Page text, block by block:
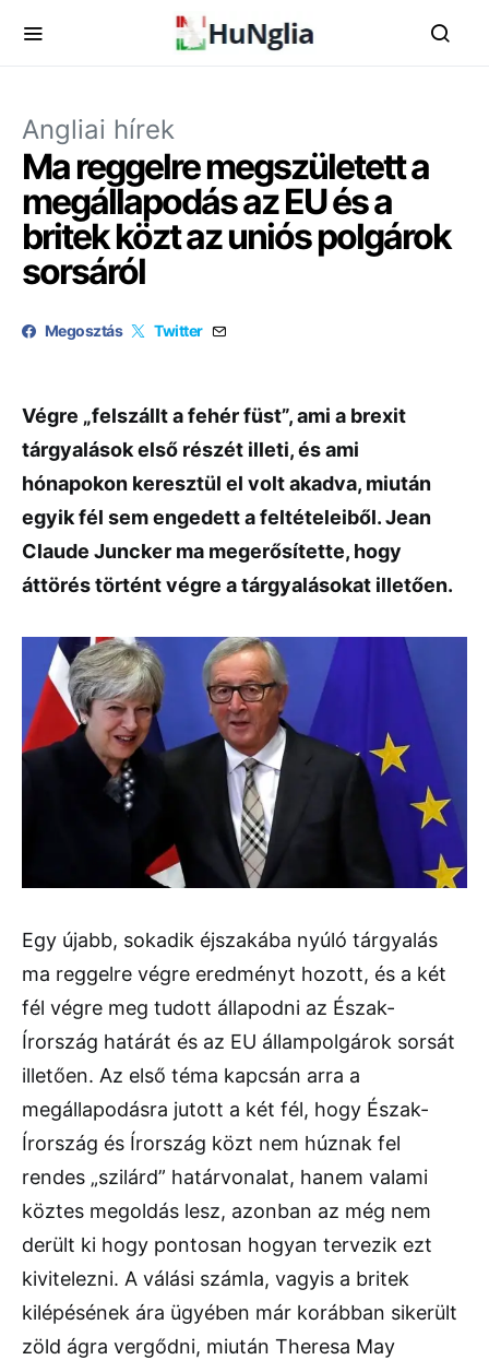
Angliai hírek
Ma reggelre megszületett a
megállapodás az EU és a
britek közt az uniós polgárok
sorsáról
Megosztás Twitter
Végre „felszállt a fehér füst”, ami a brexit
tárgyalások első részét illeti, és ami
hónapokon keresztül el volt akadva, miután
egyik fél sem engedett a feltételeiből. Jean
Claude Juncker ma megerősítette, hogy
áttörés történt végre a tárgyalásokat illetően.
Egy újabb, sokadik éjszakába nyúló tárgyalás
ma reggelre végre eredményt hozott, és a két
fél végre meg tudott állapodni az Észak-
Írország határát és az EU állampolgárok sorsát
illetően. Az első téma kapcsán arra a
megállapodásra jutott a két fél, hogy Észak-
Írország és Írország közt nem húznak fel
rendes „szilárd” határvonalat, hanem valami
köztes megoldás lesz, azonban az még nem
derült ki hogy pontosan hogyan tervezik ezt
kivitelezni. A válási számla, vagyis a britek
kilépésének ára ügyében már korábban sikerült
zöld ágra vergődni, miután Theresa May